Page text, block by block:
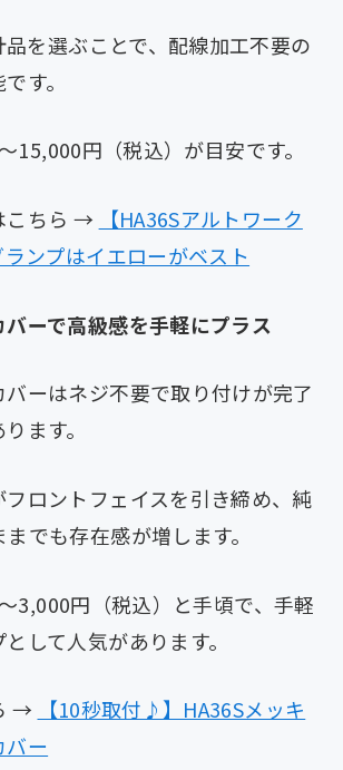
品を選ぶことで、配線加工不要の
す。
15,000円（税込）が目安です。
こちら →
【HA36Sアルトワーク
ンプはイエローがベスト
ーで高級感を手軽にプラス
ーはネジ不要で取り付けが完了
ます。
フロントフェイスを引き締め、純
でも存在感が増します。
3,000円（税込）と手頃で、手軽
して人気があります。
→
【10秒取付♪】HA36Sメッキ
バー